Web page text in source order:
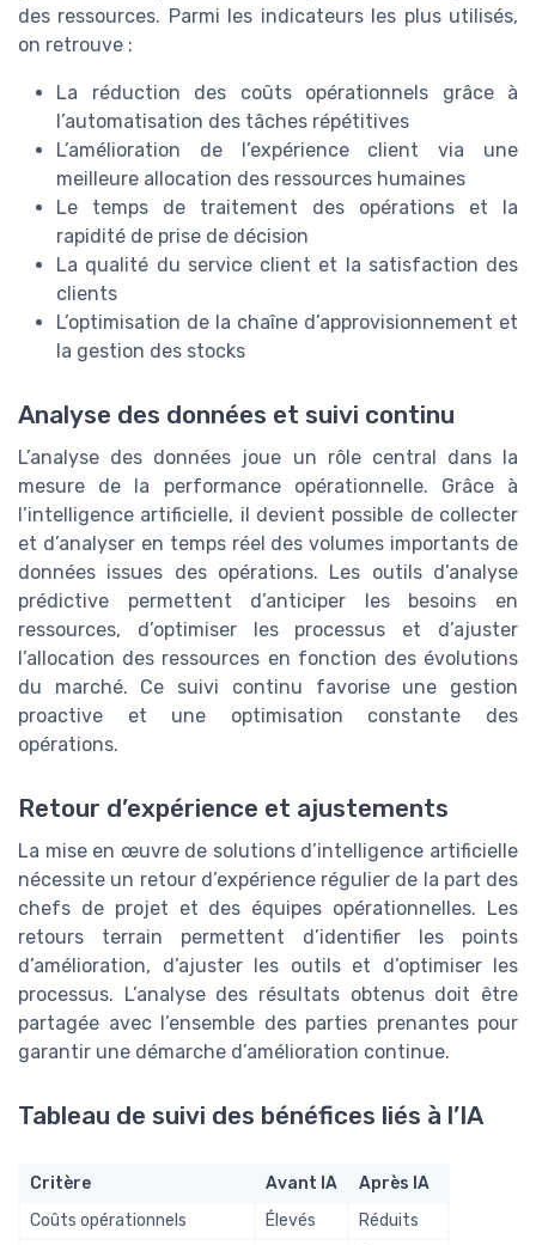
des ressources. Parmi les indicateurs les plus utilisés,
on retrouve :
La réduction des coûts opérationnels grâce à
l’automatisation des tâches répétitives
L’amélioration de l’expérience client via une
meilleure allocation des ressources humaines
Le temps de traitement des opérations et la
rapidité de prise de décision
La qualité du service client et la satisfaction des
clients
L’optimisation de la chaîne d’approvisionnement et
la gestion des stocks
Analyse des données et suivi continu
L’analyse des données joue un rôle central dans la
mesure de la performance opérationnelle. Grâce à
l’intelligence artificielle, il devient possible de collecter
et d’analyser en temps réel des volumes importants de
données issues des opérations. Les outils d’analyse
prédictive permettent d’anticiper les besoins en
ressources, d’optimiser les processus et d’ajuster
l’allocation des ressources en fonction des évolutions
du marché. Ce suivi continu favorise une gestion
proactive et une optimisation constante des
opérations.
Retour d’expérience et ajustements
La mise en œuvre de solutions d’intelligence artificielle
nécessite un retour d’expérience régulier de la part des
chefs de projet et des équipes opérationnelles. Les
retours terrain permettent d’identifier les points
d’amélioration, d’ajuster les outils et d’optimiser les
processus. L’analyse des résultats obtenus doit être
partagée avec l’ensemble des parties prenantes pour
garantir une démarche d’amélioration continue.
Tableau de suivi des bénéfices liés à l’IA
Critère Avant IA
Après IA
Coûts opérationnels
Élevés
Réduits